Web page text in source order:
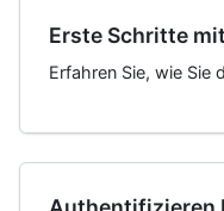
Erste Schritte
Erfahren Sie, wie Sie